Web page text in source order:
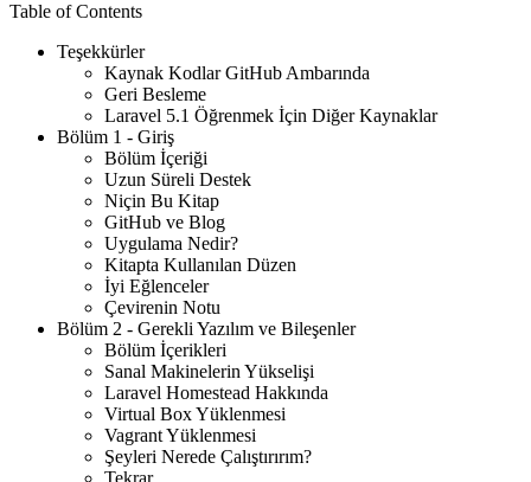
Table of Contents
Teşekkürler
Kaynak Kodlar GitHub Ambarında
Geri Besleme
Laravel 5.1 Öğrenmek İçin Diğer Kaynaklar
Bölüm 1 - Giriş
Bölüm İçeriği
Uzun Süreli Destek
Niçin Bu Kitap
GitHub ve Blog
Uygulama Nedir?
Kitapta Kullanılan Düzen
İyi Eğlenceler
Çevirenin Notu
Bölüm 2 - Gerekli Yazılım ve Bileşenler
Bölüm İçerikleri
Sanal Makinelerin Yükselişi
Laravel Homestead Hakkında
Virtual Box Yüklenmesi
Vagrant Yüklenmesi
Şeyleri Nerede Çalıştırırım?